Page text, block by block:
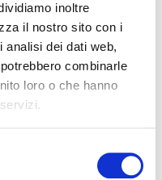
inoltre
il nostro sito con i
analisi dei dati web,
combinarle
loro o che hanno